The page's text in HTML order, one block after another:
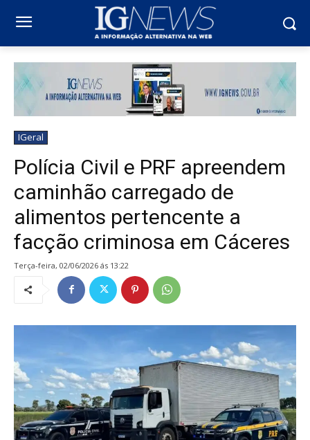
IGeral
Polícia Civil e PRF apreendem
caminhão carregado de
alimentos pertencente a
facção criminosa em Cáceres
terça-feira, 02/06/2026 ás 13:22